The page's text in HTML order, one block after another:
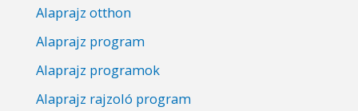
Alaprajz otthon
Alaprajz program
Alaprajz programok
Alaprajz rajzoló program